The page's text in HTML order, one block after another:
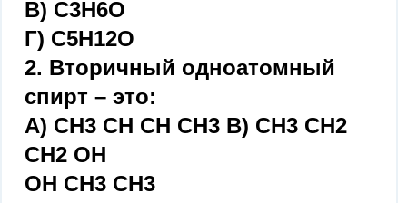
В) C3H6O
Г) C5H12O
2. Вторичный одноатомный
спирт – это:
А) СH3 CH CH CH3 В) СН3 СН2
СН2 ОН
OH CH3 СН3